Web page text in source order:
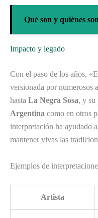
Qué son y quiénes
Impacto y legado
Con el paso de los años,
versionada por numerosos
hasta La Negra Sosa, y su
Argentina como en otros
interpretación ha ayudado a
mantener vivas las
Ejemplos de
Artista